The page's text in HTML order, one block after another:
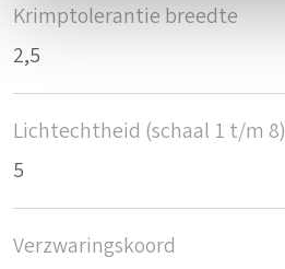
Krimptolerantie breedte
2,5
Lichtechtheid (schaal 1 t/m 8)
5
Verzwaringskoord